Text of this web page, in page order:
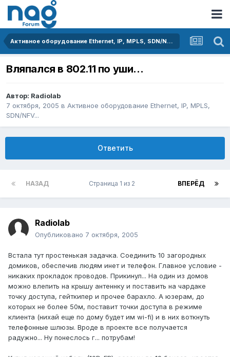
Активное оборудование Ethernet, IP, MPLS, SDN/NFV...
Вляпался в 802.11 по уши...
Автор: Radiolab
7 октября, 2005 в Активное оборудование Ethernet, IP, MPLS,
SDN/NFV...
Ответить
НАЗАД ВПЕРЁД
Страница 1 из 2
Radiolab
Опубликовано 7 октября, 2005
Встала тут простенькая задачка. Соединить 10 загородных
домиков, обеспечив людям инет и телефон. Главное условие -
никаких прокладок проводов. Прикинул... На один из домов
можно влепить на крышу антеннку и поставить на чардаке
точку доступа, гейткипер и прочее барахло. А юзерам, до
которых не более 50м, поставит точки доступа в режиме
клиента (нихай еще по дому будет им wi-fi) и в них воткнуть
телефонные шлюзы. Вроде в проекте все получается
радужно... Ну понеслось г... потрубам!